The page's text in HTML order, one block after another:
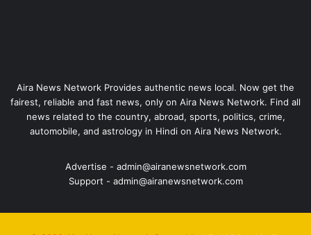
Aira News Network Provides authentic news local. Now get the
fairest, reliable and fast news, only on Aira News Network. Find all
news related to the country, abroad, sports, politics, crime,
automobile, and astrology in Hindi on Aira News Network.
Advertise - admin@airanewsnetwork.com
Support - admin@airanewsnetwork.com